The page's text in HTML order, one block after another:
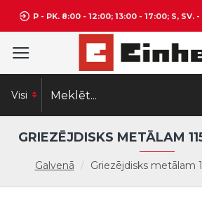
P - PK. 8:00 - 12:00; 13:00 - 17:00; S, SV.
Visi
Galvenā Griezējdisks metālam
GRIEZĒJDISKS METĀLAM